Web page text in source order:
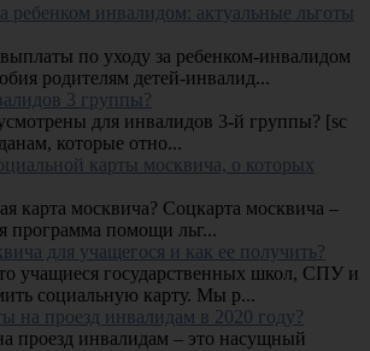
ребенком инвалидом: актуальные льготы
по уходу за ребенком-инвалидом
родителям детей-инвалид...
3 группы?
для инвалидов 3-й группы? [sc
которые отно...
карты москвича, о которых
карта москвича? Соцкарта москвича –
программа помощи льг...
для учащегося и как ее получить?
учащиеся государственных школ, СПУ и
социальную карту. Мы р...
на проезд инвалидам в 2020 году?
проезд инвалидам – это насущный